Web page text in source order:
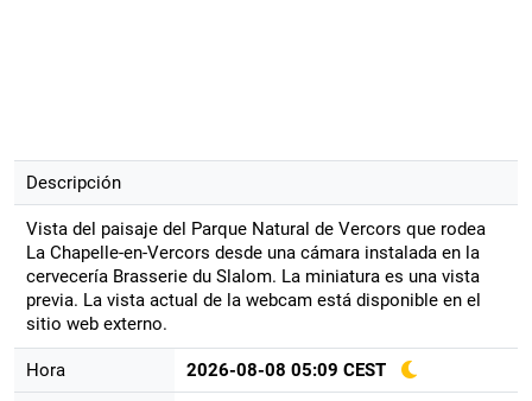
Descripción
Vista del paisaje del Parque Natural de Vercors que rodea
La Chapelle-en-Vercors desde una cámara instalada en la
cervecería Brasserie du Slalom. La miniatura es una vista
previa. La vista actual de la webcam está disponible en el
sitio web externo.
Hora 2026-08-08 05:09 CEST